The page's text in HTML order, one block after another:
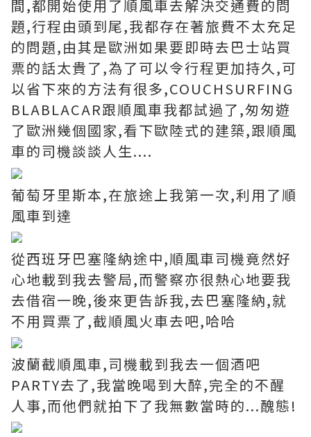
間,都開始使用了順風車去解決交通費的問
題,行程由頭到尾,我都存在著旅費不太充足
的問題,由其是歐洲如果要即時去巴士站買
票的話太貴了,為了可以令行程更加持久,可
以省下來的方法有很多,COUCHSURFING
BLABLACAR跟順風車我都試過了,匆匆遊
了歐洲幾個國家,看下歐陸式的建築,跟順風
車的司機談談人生....
葡萄牙里斯本,在旅途上我第一次,利用了順
風車到達
從西班牙巴塞隆納途中,順風車司機竟然好
心地載到我去警局,而警察亦很熱心地要我
去借宿一晚,後來更告訴我,去巴塞隆納,就
不用買票了,截順風火車去吧,哈哈
波蘭截順風車,司機載到我去一個酒吧
PARTY去了,我當晚喝到大醉,完全的不醒
人事,而他們就拍下了我無數當時的...醜態!